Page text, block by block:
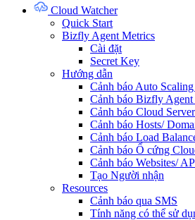
Cloud Watcher
Quick Start
Bizfly Agent Metrics
Cài đặt
Secret Key
Hướng dẫn
Cảnh báo Auto
Cảnh báo Bizfly
Cảnh báo Cloud
Cảnh báo Hosts/
Cảnh báo Load
Cảnh báo Ổ cứng
Cảnh báo Websites/
Tạo Người nhận
Resources
Cảnh báo qua SMS
Tính năng có thể sử